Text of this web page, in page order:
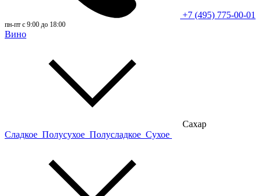
+7 (495) 775-00-01
пн-пт с 9:00 до 18:00
Вино
Сахар
Сладкое Полусухое Полусладкое Сухое